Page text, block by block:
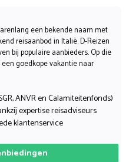
een bekende naam met
reisaanbod in Italië. D-Reizen
bij populaire aanbieders. Op die
goedkope vakantie naar
ANVR en Calamiteitenfonds)
expertise reisadviseurs
klantenservice